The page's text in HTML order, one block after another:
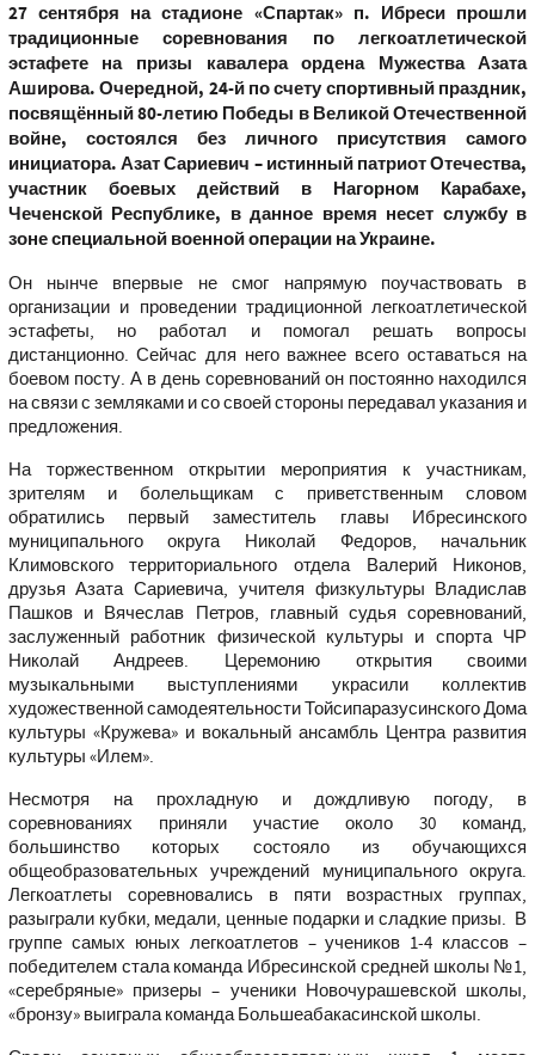
27 сентября на стадионе «Спартак» п. Ибреси прошли
традиционные соревнования по легкоатлетической
эстафете на призы кавалера ордена Мужества Азата
Аширова. Очередной, 24-й по счету спортивный праздник,
посвящённый 80-летию Победы в Великой Отечественной
войне, состоялся без личного присутствия самого
инициатора. Азат Сариевич – истинный патриот Отечества,
участник боевых действий в Нагорном Карабахе,
Чеченской Республике, в данное время несет службу в
зоне специальной военной операции на Украине.
Он нынче впервые не смог напрямую поучаствовать в
организации и проведении традиционной легкоатлетической
эстафеты, но работал и помогал решать вопросы
дистанционно. Сейчас для него важнее всего оставаться на
боевом посту. А в день соревнований он постоянно находился
на связи с земляками и со своей стороны передавал указания и
предложения.
На торжественном открытии мероприятия к участникам,
зрителям и болельщикам с приветственным словом
обратились первый заместитель главы Ибресинского
муниципального округа Николай Федоров, начальник
Климовского территориального отдела Валерий Никонов,
друзья Азата Сариевича, учителя физкультуры Владислав
Пашков и Вячеслав Петров, главный судья соревнований,
заслуженный работник физической культуры и спорта ЧР
Николай Андреев. Церемонию открытия своими
музыкальными выступлениями украсили коллектив
художественной самодеятельности Тойсипаразусинского Дома
культуры «Кружева» и вокальный ансамбль Центра развития
культуры «Илем».
Несмотря на прохладную и дождливую погоду, в
соревнованиях приняли участие около 30 команд,
большинство которых состояло из обучающихся
общеобразовательных учреждений муниципального округа.
Легкоатлеты соревновались в пяти возрастных группах,
разыграли кубки, медали, ценные подарки и сладкие призы. В
группе самых юных легкоатлетов – учеников 1-4 классов –
победителем стала команда Ибресинской средней школы №1,
«серебряные» призеры – ученики Новочурашевской школы,
«бронзу» выиграла команда Большеабакасинской школы.